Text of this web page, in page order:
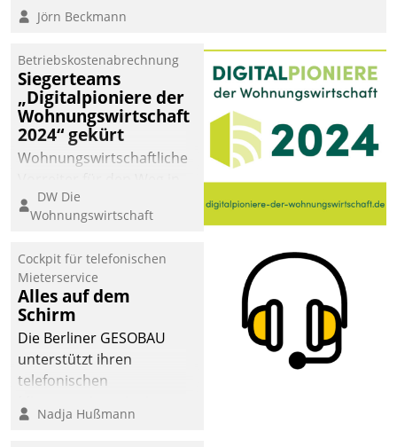
Jörn Beckmann
Betriebskostenabrechnung
Siegerteams
„Digitalpioniere der
Wohnungswirtschaft
2024“ gekürt
Wohnungswirtschaftliche
eine digitale Zukunft zu
finden, ist das Ziel des
der
Wohnungswirtschaft“.
Bewerben können sich
dafür ein Team
bestehend aus
Wohnungsunternehmen
und PropTech.
DW Die
Wohnungswirtschaft
Cockpit für telefonischen
Mieterservice
Alles auf dem
Schirm
Die Berliner GESOBAU
unterstützt ihren
telefonischen
digitalen Cockpit, das
Nadja Hußmann